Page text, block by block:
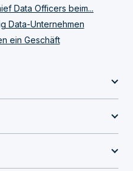
Data Officers beim...
Data-Unternehmen
ein Geschäft